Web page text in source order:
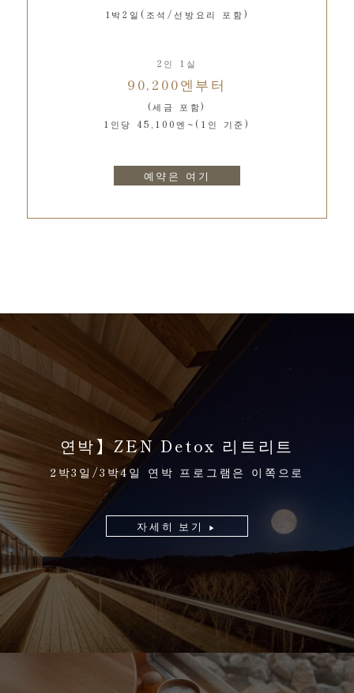
1박2일(조석/선방요리 포함)
2인 1실
90,200엔부터
(세금 포함)
1인당 45,100엔~(1인 기준)
예약은 여기
연박】ZEN Detox 리트리트
2박3일/3박4일 연박 프로그램은 이쪽으로
자세히 보기 ▶︎